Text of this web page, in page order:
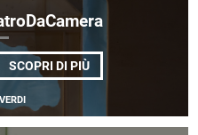
SCOPRI DI PIÙDI
NUVOLARIO